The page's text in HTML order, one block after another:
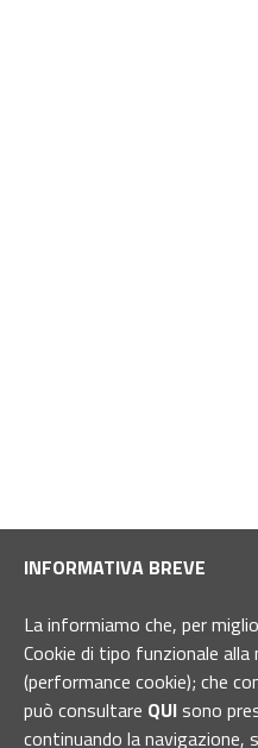
INFORMATIVA BREVE
La informiamo che, per
Cookie di tipo funzionale
(performance cookie); che
può consultare QUIsono
continuando la